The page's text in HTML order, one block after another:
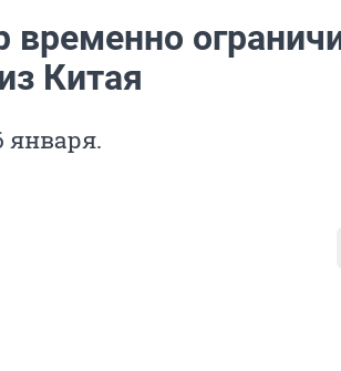
временно
Китая
января.